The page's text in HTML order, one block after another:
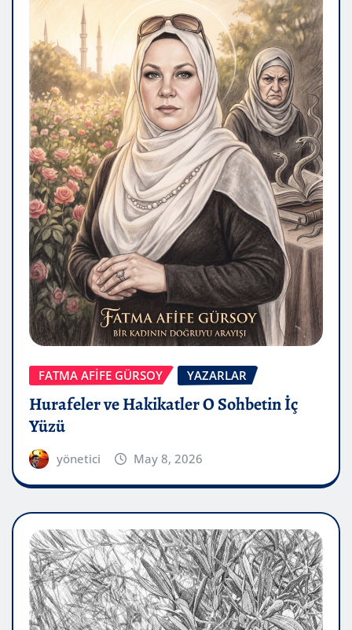
FATMA AFİFE GÜRSOY YAZARLAR
Hurafeler ve Hakikatler O Sohbetin İç
Yüzü
yönetici May 8, 2026